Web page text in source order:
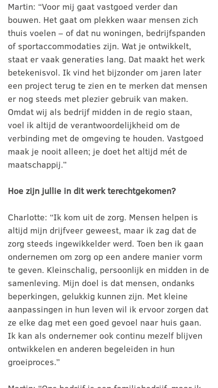
Martin: “Voor mij gaat vastgoed verder dan
bouwen. Het gaat om plekken waar mensen zich
thuis voelen – of dat nu woningen, bedrijfspanden
of sportaccommodaties zijn. Wat je ontwikkelt,
staat er vaak generaties lang. Dat maakt het werk
betekenisvol. Ik vind het bijzonder om jaren later
een project terug te zien en te merken dat mensen
er nog steeds met plezier gebruik van maken.
Omdat wij als bedrijf midden in de regio staan,
voel ik altijd de verantwoordelijkheid om de
verbinding met de omgeving te houden. Vastgoed
maak je nooit alleen; je doet het altijd mét de
maatschappij.”
Hoe zijn jullie in dit werk terechtgekomen?
Charlotte: “Ik kom uit de zorg. Mensen helpen is
altijd mijn drijfveer geweest, maar ik zag dat de
zorg steeds ingewikkelder werd. Toen ben ik gaan
ondernemen om zorg op een andere manier vorm
te geven. Kleinschalig, persoonlijk en midden in de
samenleving. Mijn doel is dat mensen, ondanks
beperkingen, gelukkig kunnen zijn. Met kleine
aanpassingen in hun leven wil ik ervoor zorgen dat
ze elke dag met een goed gevoel naar huis gaan.
Ik kan als ondernemer ook continu mezelf blijven
ontwikkelen en anderen begeleiden in hun
groeiproces.”